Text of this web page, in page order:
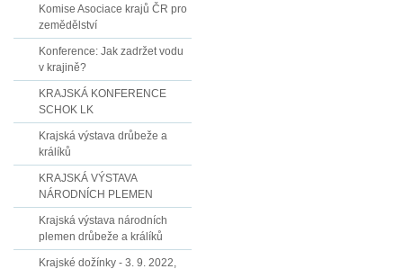
Komise Asociace krajů ČR pro
zemědělství
Konference: Jak zadržet vodu
v krajině?
KRAJSKÁ KONFERENCE
SCHOK LK
Krajská výstava drůbeže a
králíků
KRAJSKÁ VÝSTAVA
NÁRODNÍCH PLEMEN
Krajská výstava národních
plemen drůbeže a králíků
Krajské dožínky - 3. 9. 2022,